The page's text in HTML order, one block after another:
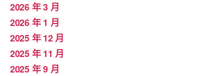
2026 年 3 月
2026 年 1 月
2025 年 12 月
2025 年 11 月
2025 年 9 月